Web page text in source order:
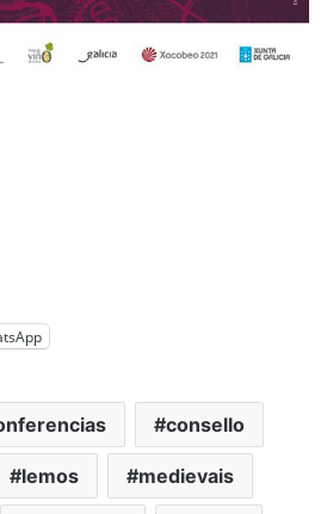
consello
lemos medievais